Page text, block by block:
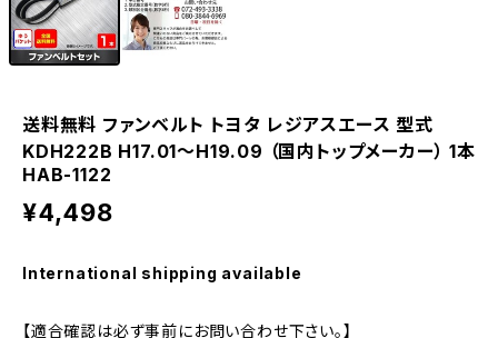
送料無料 ファンベルト トヨタ レジアスエース 型式
KDH222B H17.01～H19.09 （国内トップメーカー） 1本
HAB-1122
¥4,498
International shipping available
【適合確認は必ず事前にお問い合わせ下さい。】